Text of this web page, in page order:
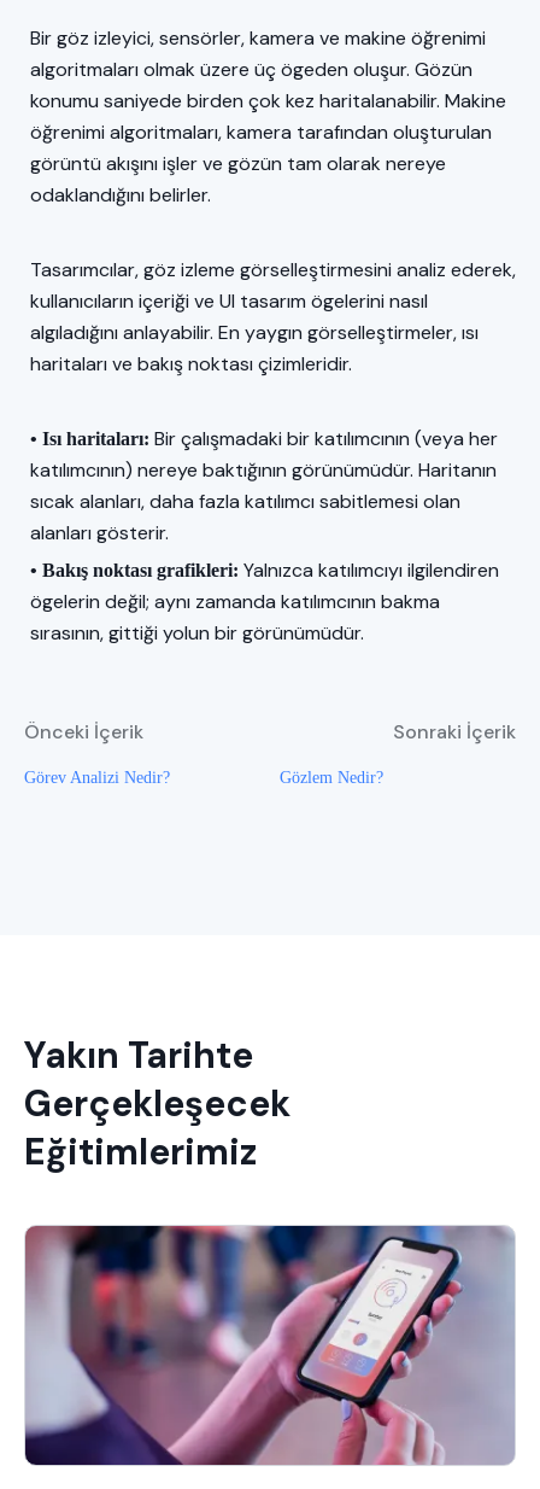
Bir göz izleyici, sensörler, kamera ve makine öğrenimi
algoritmaları olmak üzere üç ögeden oluşur. Gözün
konumu saniyede birden çok kez haritalanabilir. Makine
öğrenimi algoritmaları, kamera tarafından oluşturulan
görüntü akışını işler ve gözün tam olarak nereye
odaklandığını belirler.
Tasarımcılar, göz izleme görselleştirmesini analiz ederek,
kullanıcıların içeriği ve UI tasarım ögelerini nasıl
algıladığını anlayabilir. En yaygın görselleştirmeler, ısı
haritaları ve bakış noktası çizimleridir.
• Isı haritaları: Bir çalışmadaki bir katılımcının (veya her
katılımcının) nereye baktığının görünümüdür. Haritanın
sıcak alanları, daha fazla katılımcı sabitlemesi olan
alanları gösterir.
• Bakış noktası grafikleri: Yalnızca katılımcıyı ilgilendiren
ögelerin değil; aynı zamanda katılımcının bakma
sırasının, gittiği yolun bir görünümüdür.
Sonraki İçerik
Önceki İçerik
Görev Analizi Nedir? Gözlem Nedir?
Yakın Tarihte
Gerçekleşecek
Eğitimlerimiz